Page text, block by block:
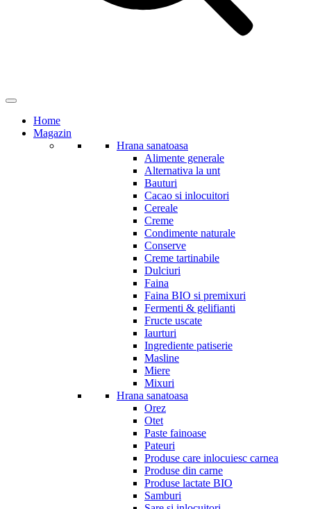
Home
Magazin
Hrana sanatoasa
Alimente generale
Alternativa la unt
Bauturi
Cacao si inlocuitori
Cereale
Creme
Condimente naturale
Conserve
Creme tartinabile
Dulciuri
Faina
Faina BIO si premixuri
Fermenti & gelifianti
Fructe uscate
Iaurturi
Ingrediente patiserie
Masline
Miere
Mixuri
Hrana sanatoasa
Orez
Otet
Paste fainoase
Pateuri
Produse care inlocuiesc carnea
Produse din carne
Produse lactate BIO
Samburi